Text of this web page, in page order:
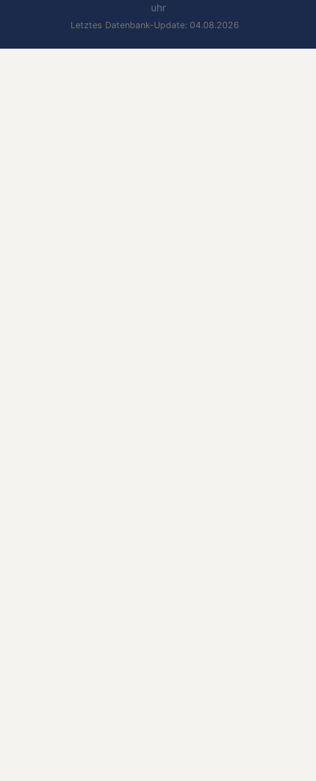
uhr
Letztes Datenbank-Update: 04.08.2026